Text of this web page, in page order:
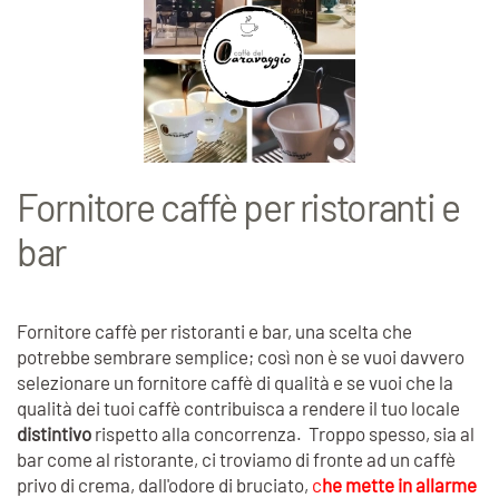
Fornitore caffè per ristoranti e
bar
Fornitore caffè per ristoranti e bar, una scelta che
potrebbe sembrare semplice; così non è se vuoi davvero
selezionare un fornitore caffè di qualità e se vuoi che la
qualità dei tuoi caffè contribuisca a rendere il tuo locale
distintivo rispetto alla concorrenza. Troppo spesso, sia al
bar come al ristorante, ci troviamo di fronte ad un caffè
privo di crema, dall'odore di bruciato, che mette in allarme